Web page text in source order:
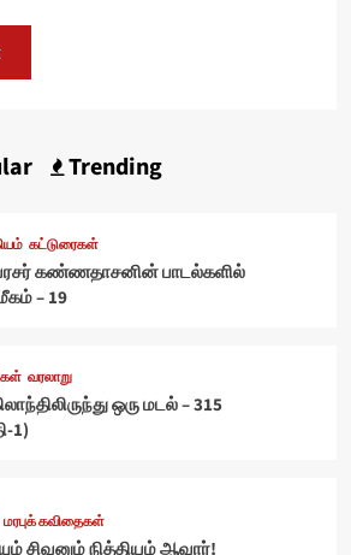
Trending
கட்டுரைகள்
கண்ணதாசனின் பாடல்களில்
– 19
வரலாறு
ஒரு மடல் – 315
1)
மரபுக் கவிதைகள்